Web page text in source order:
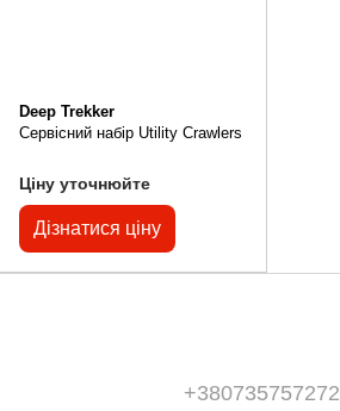
Deep Trekker
Сервісний набір Utility Crawlers
Ціну уточнюйте
Дізнатися ціну
+380735757272